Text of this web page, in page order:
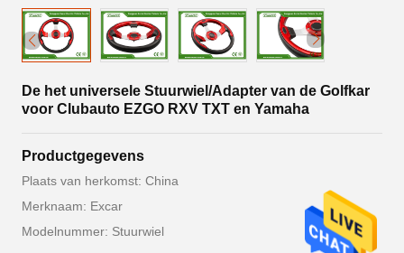
De het universele Stuurwiel/Adapter van de Golfkar
voor Clubauto EZGO RXV TXT en Yamaha
Productgegevens
Plaats van herkomst: China
Merknaam: Excar
Modelnummer: Stuurwiel